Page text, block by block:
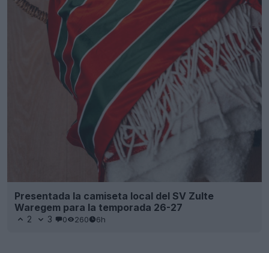
Presentada la camiseta local del SV Zulte
Waregem para la temporada 26-27
2 3 0 260 6h